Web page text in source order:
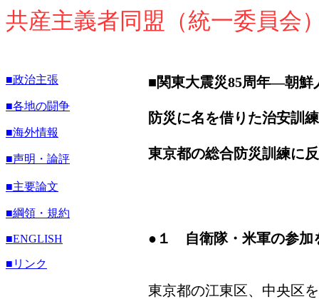
共産主義者同盟（統一委員会
■政治主張
■各地の闘争
■海外情報
■声明・論評
■主要論文
■綱領・規約
■ENGLISH
■リンク
■関東大震災85周年―朝鮮
防災に名を借りた治安訓
東京都の総合防災訓練に
● １ 自衛隊・米軍の参加
東京都の江東区、中央区